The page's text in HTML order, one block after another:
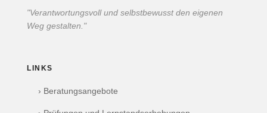
"Verantwortungsvoll und selbstbewusst den eigenen
Weg gestalten."
LINKS
› Beratungsangebote